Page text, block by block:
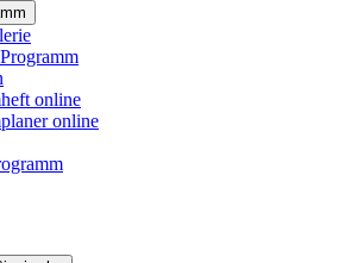
online
online